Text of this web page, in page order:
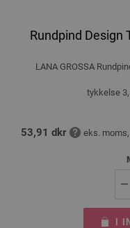
Rundpind
LANA GROSSA
tykkelse
53,91 dkr eks.
I